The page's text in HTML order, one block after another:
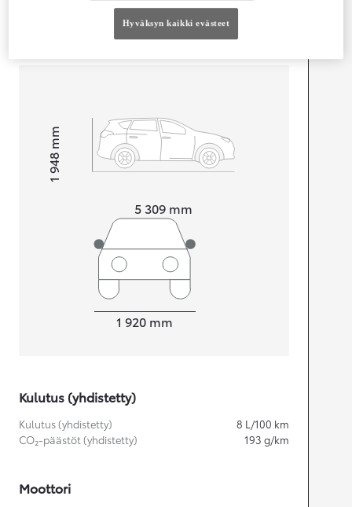
Pituus
5 309 mm
Korkeus1 948
mm
Leveys
1 920 mm
Kulutus (yhdistetty)
Kulutus (yhdistetty) 8 L/100 km
CO₂-päästöt (yhdistetty)
193 g/km
Moottori
Hyväksyn kaikki evästeet